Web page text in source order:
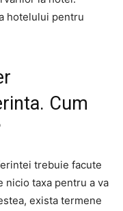
hotelului pentru
Cum
trebuie facute
nicio taxa pentru a va
exista termene